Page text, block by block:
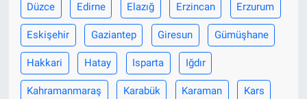
Düzce Edirne Elazığ Erzincan Erzurum
Eskişehir Gaziantep Giresun Gümüşhane
Hakkari Hatay Isparta Iğdır
Kahramanmaraş Karabük Karaman Kars